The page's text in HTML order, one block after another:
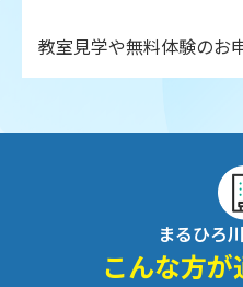
教室見学や無料体験のお
まるひろ
こんな方